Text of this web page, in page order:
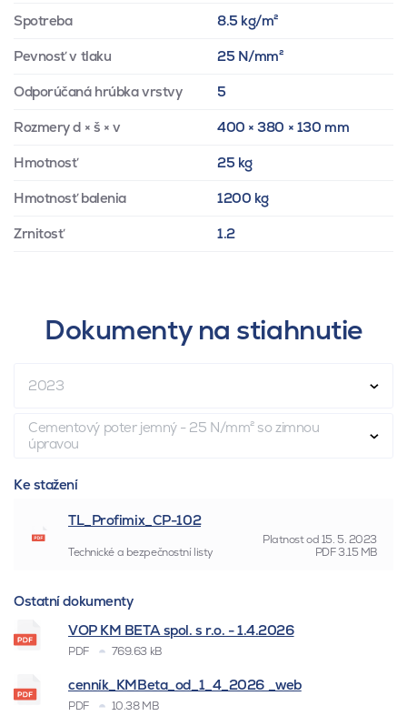
Spotreba 8.5 kg/m²
Pevnosť v tlaku 25 N/mm²
Odporúčaná hrúbka vrstvy 5
Rozmery d × š × v 400 × 380 × 130 mm
Hmotnosť 25 kg
Hmotnosť balenia 1200 kg
Zrnitosť 1.2
Dokumenty na stiahnutie
2023
Cementový poter jemný - 25 N/mm² so zimnou
úpravou
Ke stažení
TL_Profimix_CP-102
Platnost od15. 5. 2023
Technické a bezpečnostní listy
PDF 3.15 MB
Ostatní dokumenty
VOP KM BETA spol. s r.o. - 1.4.2026
PDF 769.63 kB
cenník_KMBeta_od_1_4_2026 _web
PDF 10.38 MB